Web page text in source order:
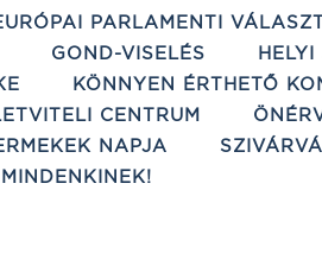
PARLAMENTI
GOND-VISELÉS HELYI
KÖNNYEN ÉRTHETŐ
CENTRUM
NAPJA